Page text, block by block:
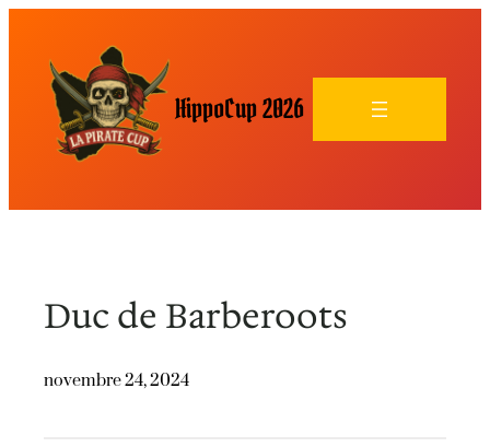
HippoCup 2026
Duc de Barberoots
novembre 24, 2024